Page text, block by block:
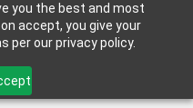
you the best and most
accept, you give your
per our privacy policy.